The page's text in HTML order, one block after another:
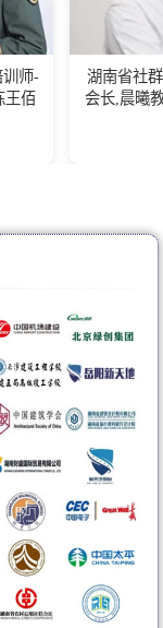
湖南省社群联盟（联合
会长,晨曦教育首席专